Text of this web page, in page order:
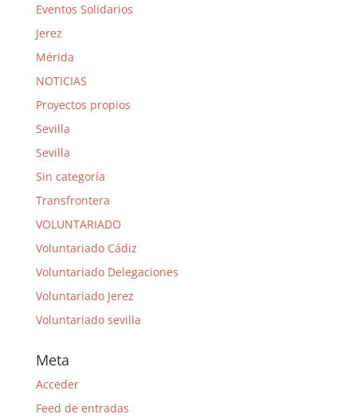
Eventos Solidarios
Jerez
Mérida
NOTICIAS
Proyectos propios
Sevilla
Sevilla
Sin categoría
Transfrontera
VOLUNTARIADO
Voluntariado Cádiz
Voluntariado Delegaciones
Voluntariado Jerez
Voluntariado sevilla
Meta
Acceder
Feed de entradas